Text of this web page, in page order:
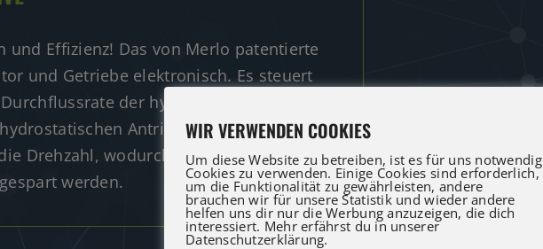
und Effizienz! Das von Merlo patentierte
und Getriebe elektronisch. Es steuert
der hydrostatischen Pumpe
Antriebs, maximiert die
Drehzahl, wodurch bis zu 18 %
werden.
WIR VERWENDEN COOKIES
Um diese Website zu betreiben, ist es für uns notwendig
Cookies zu verwenden. Einige Cookies sind erforderlich,
um die Funktionalität zu gewährleisten, andere
brauchen wir für unsere Statistik und wieder andere
helfen uns dir nur die Werbung anzuzeigen, die dich
interessiert. Mehr erfährst du in unserer
Datenschutzerklärung.